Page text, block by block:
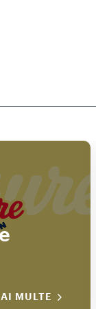
MULTE